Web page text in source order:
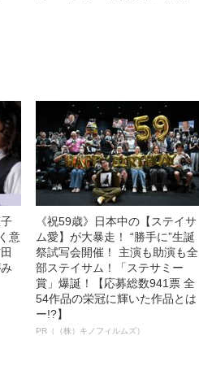
意
《祝59歳》日本中の【ステイサ
ム愛】が大暴走！ “勝手に”生誕
祭試写会開催！ 主演も助演も全
部ステイサム！「ステサミー
賞」爆誕！【応募総数941票 全
54作品の栄冠に輝いた作品とは
ー!?】
PR（（株）キノフィルムズ）